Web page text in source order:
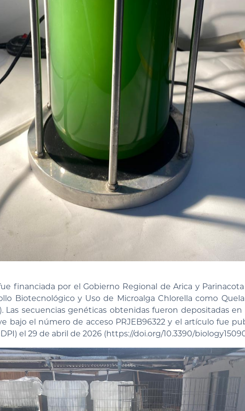
financiada por el Gobierno Regional de Arica y Parinacota
Biotecnológico y Uso de Microalga Chlorella como
Las secuencias genéticas obtenidas fueron depositadas en
bajo el número de acceso PRJEB96322 y el artículo fue
el 29 de abril de 2026 (https://doi.org/10.3390/